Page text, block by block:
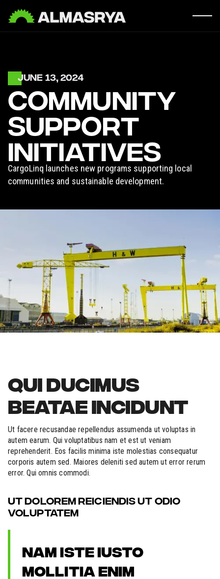
JUNE 13, 2024
COMMUNITY
SUPPORT
INITIATIVES
CargoLinq launches new programs supporting local
communities and sustainable development.
QUI DUCIMUS
BEATAE INCIDUNT
Ut facere recusandae repellendus assumenda ut voluptas in
autem earum. Qui voluptatibus nam et est ut veniam
reprehenderit. Eos facilis minima iste molestias consequatur
corporis autem sed. Maiores deleniti sed autem ut error rerum
error. Qui omnis commodi.
UT DOLOREM REICIENDIS UT ODIO
VOLUPTATEM
NAM ISTE IUSTO
MOLLITIA ENIM